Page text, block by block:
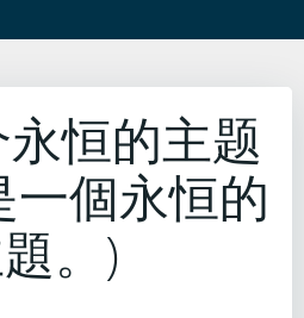
恒的主题
一個永恒的
。)